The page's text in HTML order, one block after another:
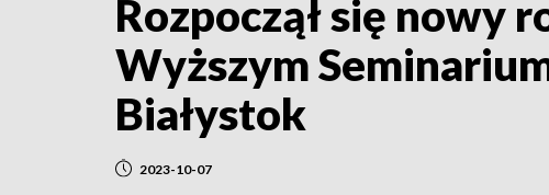
Rozpoczął się nowy
Wyższym
Białystok
2023-10-07